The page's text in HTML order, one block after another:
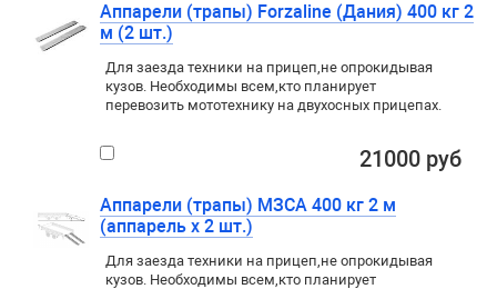
Аппарели (трапы) Forzaline (Дания) 400 кг 2
м (2 шт.)
Для заезда техники на прицеп,не опрокидывая
кузов. Необходимы всем,кто планирует
перевозить мототехнику на двухосных прицепах.
21000 руб
Аппарели (трапы) МЗСА 400 кг 2 м
(аппарель х 2 шт.)
Для заезда техники на прицеп,не опрокидывая
кузов. Необходимы всем,кто планирует